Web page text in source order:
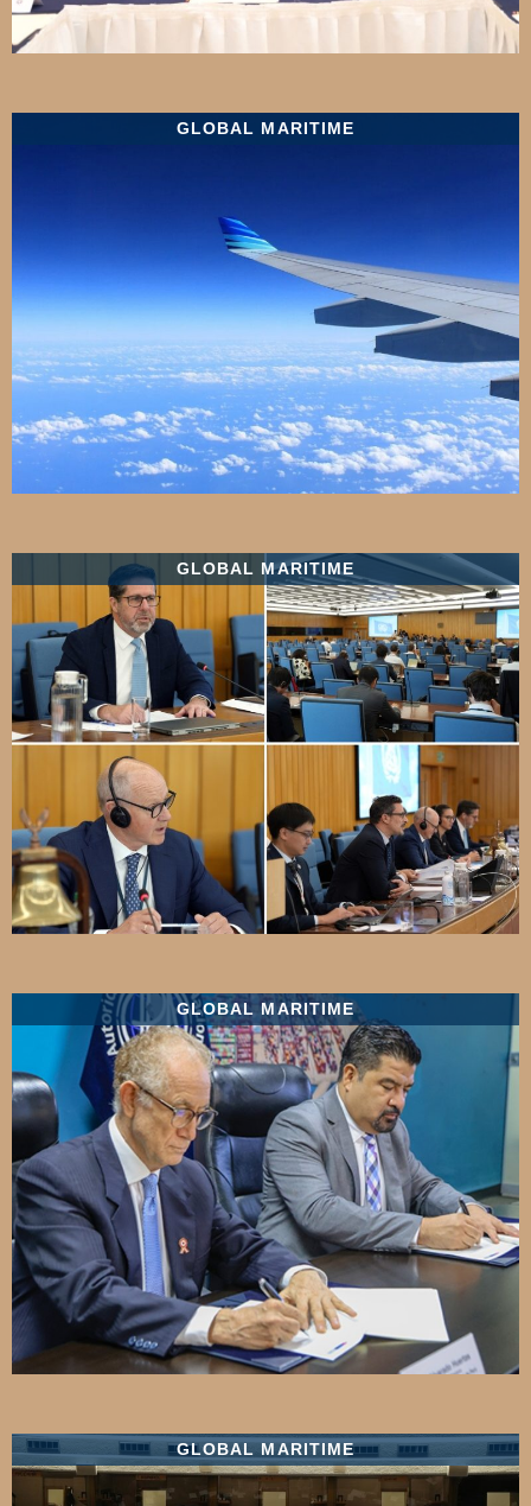
GLOBAL MARITIME
GLOBAL MARITIME
GLOBAL MARITIME
GLOBAL MARITIME